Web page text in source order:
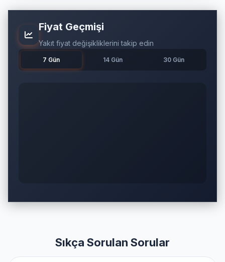
Fiyat Geçmişi
Yakıt fiyat değişikliklerini takip edin
7 Gün 14 Gün 30 Gün
Sıkça Sorulan Sorular